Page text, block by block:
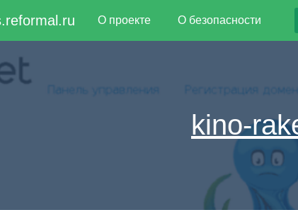
О проекте О безопасности
kino-